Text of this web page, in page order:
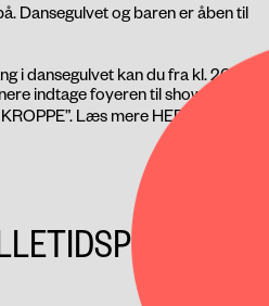
Dansegulvet og baren er åben til
i dansegulvet kan du fra kl. 20.00
indtage foyeren til showet ”EN
Læs mere HER